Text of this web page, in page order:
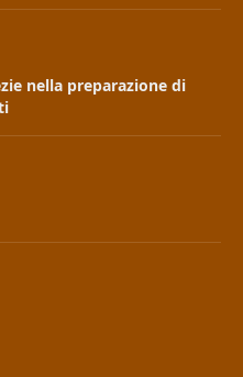
nella preparazione di